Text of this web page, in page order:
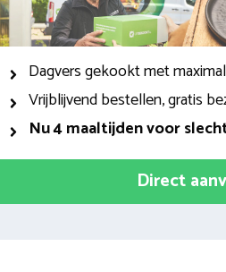
Dagvers gekookt met
Vrijblijvend bestellen, gratis
Nu4 maaltijden voor
Direct